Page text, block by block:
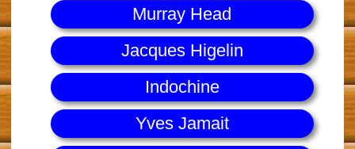
Murray Head
Jacques Higelin
Indochine
Yves Jamait